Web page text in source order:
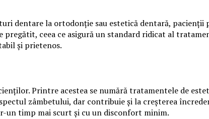
dentare la ortodonție sau estetică dentară, pacienții
ceea ce asigură un standard ridicat al
și prietenos.
Printre acestea se numără tratamentele de
zâmbetului, dar contribuie și la creșterea
un timp mai scurt și cu un disconfort minim.